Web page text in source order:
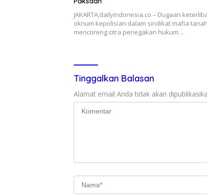
JAKARTA,dailyindonesia.co – Dugaan
oknum kepolisian dalam sindikat mafia
mencoreng citra penegakan hukum…
Tinggalkan Balasan
Alamat email Anda tidak akan